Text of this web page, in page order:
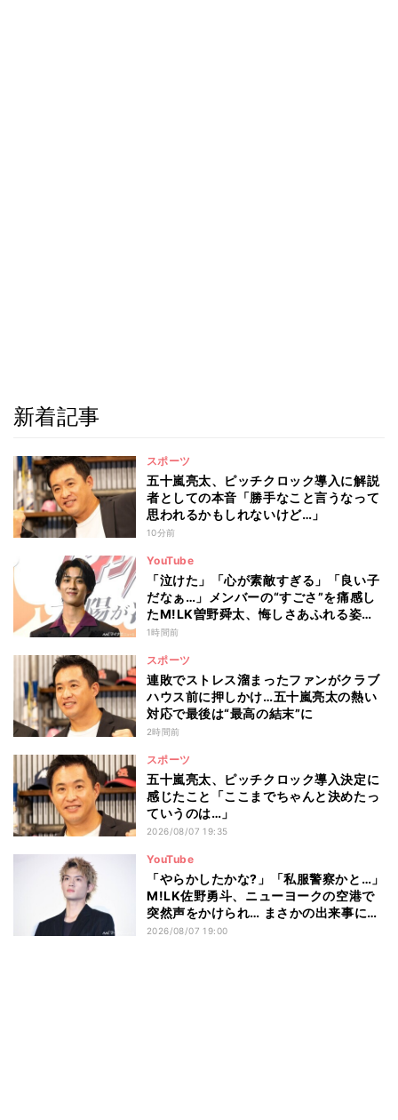
新着記事
スポーツ
五十嵐亮太、ピッチクロック導入に解説
者としての本音「勝手なこと言うなって
思われるかもしれないけど…」
10分前
YouTube
「泣けた」「心が素敵すぎる」「良い子
だなぁ…」メンバーの“すごさ”を痛感し
たM!LK曽野舜太、悔しさあふれる姿に
ファン感動
1時間前
スポーツ
連敗でストレス溜まったファンがクラブ
ハウス前に押しかけ…五十嵐亮太の熱い
対応で最後は“最高の結末”に
2時間前
スポーツ
五十嵐亮太、ピッチクロック導入決定に
感じたこと「ここまでちゃんと決めたっ
ていうのは…」
2026/08/07 19:35
YouTube
「やらかしたかな?」「私服警察かと…」
M!LK佐野勇斗、ニューヨークの空港で
突然声をかけられ… まさかの出来事に驚
き
2026/08/07 19:00